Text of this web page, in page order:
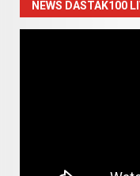
NEWS DASTAK100